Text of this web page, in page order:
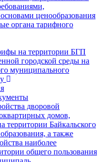
ценообразования
органа тарифного
на территории БГП
городской среды на
муниципального
дворовой
домов,
территории Байкальского
а также
наиболее
общего пользования